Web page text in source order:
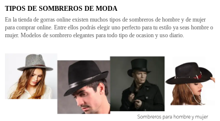
TIPOS DE SOMBREROS DE MODA
En la tienda de gorras online existen muchos tipos de sombreros de hombre y de mujer
para comprar online. Entre ellos podrás elegir uno perfecto para tu estilo ya seas hombre o
mujer. Modelos de sombrero elegantes para todo tipo de ocasion y uso diario.